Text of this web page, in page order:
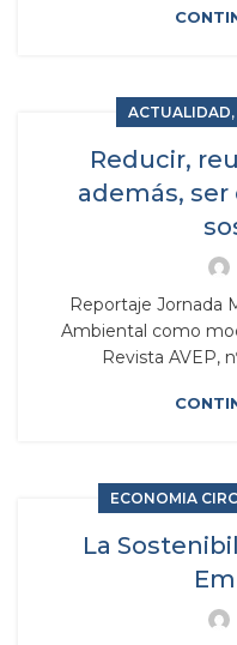
ACTUALIDAD,
Reducir,
además,
Reportaje Jornada
Ambiental como
Revista AVEP,
ECONOMIA
La